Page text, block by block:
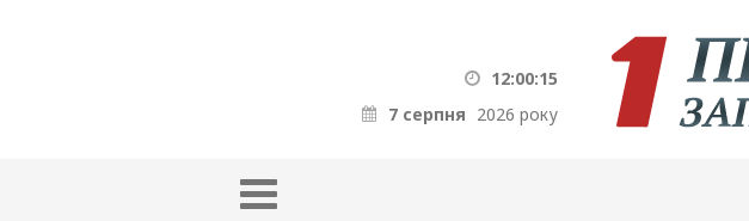
12:00:16
7 серпня 2026 року